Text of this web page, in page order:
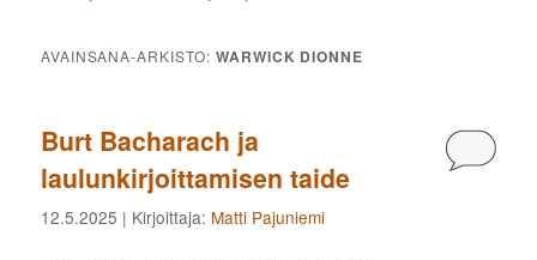
AVAINSANA-ARKISTO:WARWICK DIONNE
Burt Bacharach ja
laulunkirjoittamisen taide
12.5.2025 | Kirjoittaja: Matti Pajuniemi